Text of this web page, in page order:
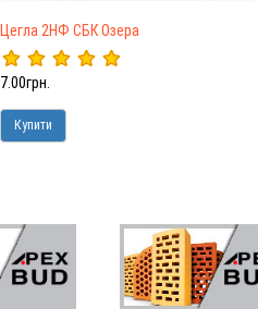
Цегла 2НФ СБК Озера
7.00грн.
Купити